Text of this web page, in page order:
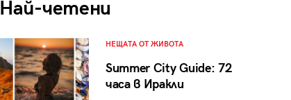
Най-четени
НЕЩАТА ОТ ЖИВОТА
Summer City Guide: 72
часа в Иракли